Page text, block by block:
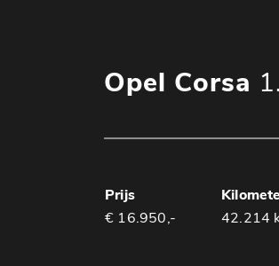
Opel Corsa
Prijs
€ 16.950,-
42.214